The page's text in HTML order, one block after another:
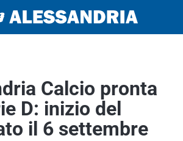
Calcio pronta
D: inizio del
il 6 settembre